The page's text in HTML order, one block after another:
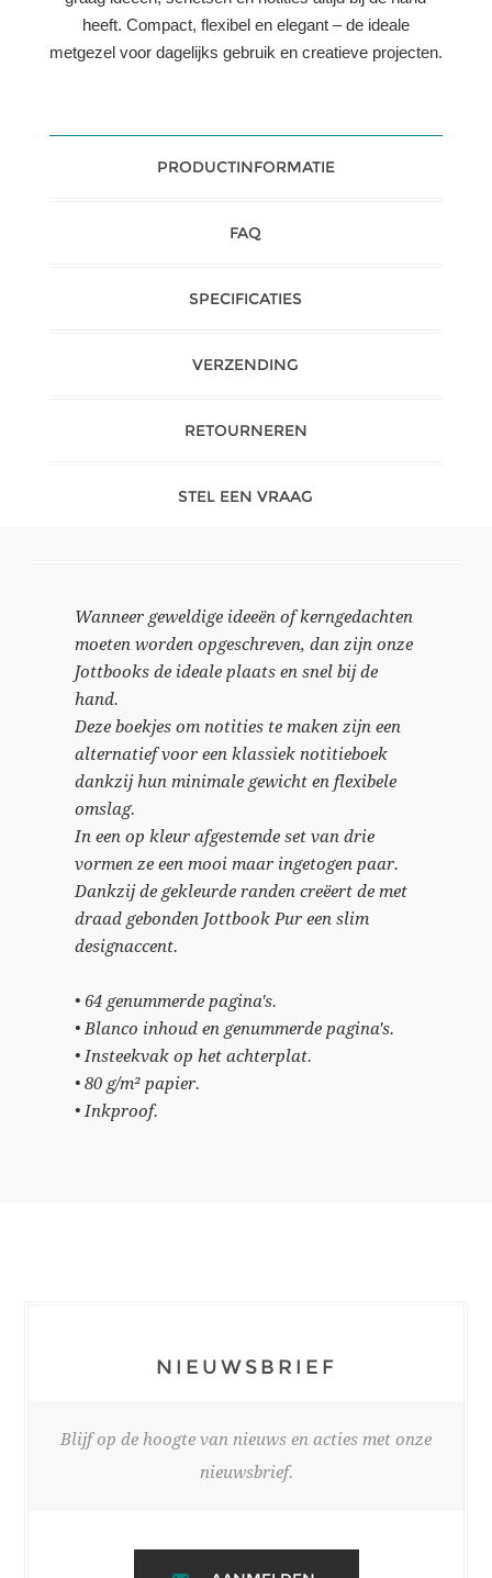
heeft. Compact, flexibel en elegant – de ideale
metgezel voor dagelijks gebruik en creatieve projecten.
PRODUCTINFORMATIE
FAQ
SPECIFICATIES
VERZENDING
RETOURNEREN
STEL EEN VRAAG
Wanneer geweldige ideeën of kerngedachten
moeten worden opgeschreven, dan zijn onze
Jottbooks de ideale plaats en snel bij de
hand.
Deze boekjes om notities te maken zijn een
alternatief voor een klassiek notitieboek
dankzij hun minimale gewicht en flexibele
omslag.
In een op kleur afgestemde set van drie
vormen ze een mooi maar ingetogen paar.
Dankzij de gekleurde randen creëert de met
draad gebonden Jottbook Pur een slim
designaccent.
• 64 genummerde pagina's.
• Blanco inhoud en genummerde pagina's.
• Insteekvak op het achterplat.
• 80 g/m² papier.
• Inkproof.
NIEUWSBRIEF
Blijf op de hoogte van nieuws en acties met onze
nieuwsbrief.